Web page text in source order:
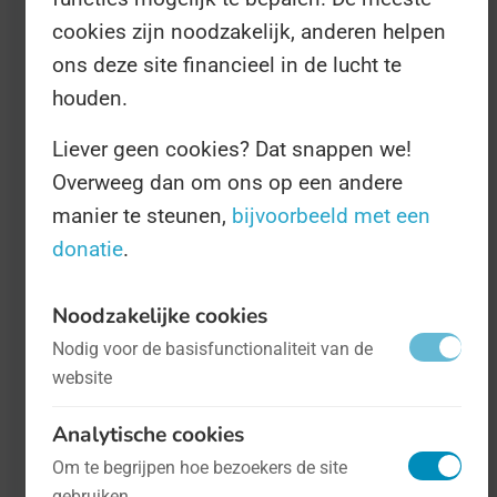
Internationale Dag van het Straatkind
-
Geen enkel kind zou op straat moeten
cookies zijn noodzakelijk, anderen helpen
ons deze site financieel in de lucht te
houden.
Liever geen cookies? Dat snappen we!
Overweeg dan om ons op een andere
manier te steunen, bijvoorbeeld met een
donatie.
Noodzakelijke cookies
Nodig voor de basisfunctionaliteit van de
website
Analytische cookies
Om te begrijpen hoe bezoekers de site